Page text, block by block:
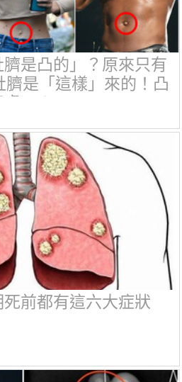
是凸的」？原來只有
臍是「這樣」來的！凸
」！
前都有這六大症狀